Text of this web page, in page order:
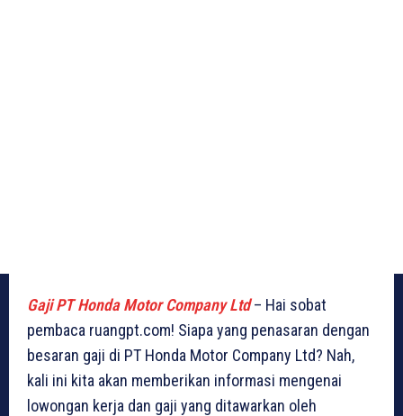
Gaji PT Honda Motor Company Ltd– Hai sobat
pembaca ruangpt.com! Siapa yang penasaran dengan
besaran gaji di PT Honda Motor Company Ltd? Nah,
kali ini kita akan memberikan informasi mengenai
lowongan kerja dan gaji yang ditawarkan oleh